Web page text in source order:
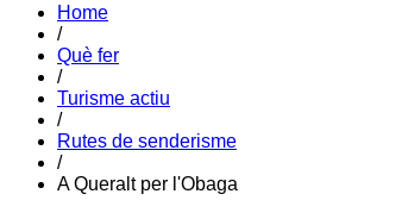
Home
/
Què fer
/
Turisme actiu
/
Rutes de senderisme
/
A Queralt per l'Obaga